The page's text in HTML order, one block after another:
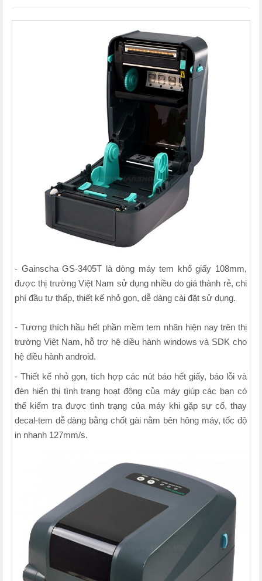
- Gainscha GS-3405T là dòng máy tem khổ giấy 108mm,
được thị trường Việt Nam sử dụng nhiều do giá thành rẻ, chi
phí đầu tư thấp, thiết kế nhỏ gọn, dễ dàng cài đặt sử dụng.
- Tương thích hầu hết phần mềm tem nhãn hiện nay trên thị
trường Việt Nam, hỗ trợ hệ diều hành windows và SDK cho
hệ điều hành android.
- Thiết kế nhỏ gọn, tích hợp các nút báo hết giấy, báo lỗi và
đèn hiển thị tình trạng hoạt động của máy giúp các bạn có
thể kiểm tra được tình trạng của máy khi gặp sự cố, thay
decal-tem dễ dàng bằng chốt gài nằm bên hông máy, tốc độ
in nhanh 127mm/s.